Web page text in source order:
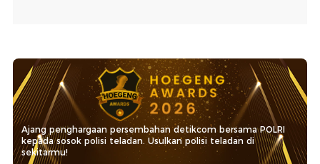
Ajang penghargaan persembahan detikcom bersama POLRI
kepada sosok polisi teladan. Usulkan polisi teladan di
sekitarmu!